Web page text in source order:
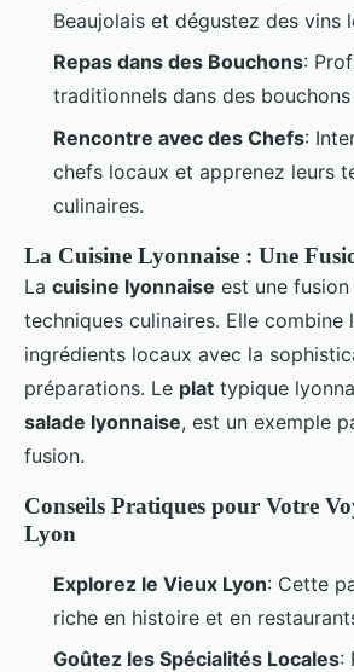
Beaujolais et dégustez des vins
Repas dans des Bouchons:
traditionnels dans des bouchons
Rencontre avec des Chefs:
chefs locaux et apprenez leurs
culinaires.
La Cuisine Lyonnaise : Une
La cuisine lyonnaise est une fusion
techniques culinaires. Elle combine
ingrédients locaux avec la
préparations. Le plat typique
salade lyonnaise, est un exemple
fusion.
Conseils Pratiques pour Votre
Lyon
Explorez le Vieux Lyon: Cette
riche en histoire et en
Goûtez les Spécialités Locales: